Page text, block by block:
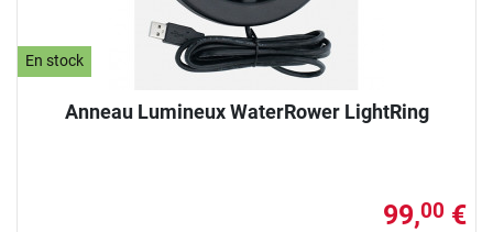
En stock
Anneau Lumineux WaterRower LightRing
99,00 €